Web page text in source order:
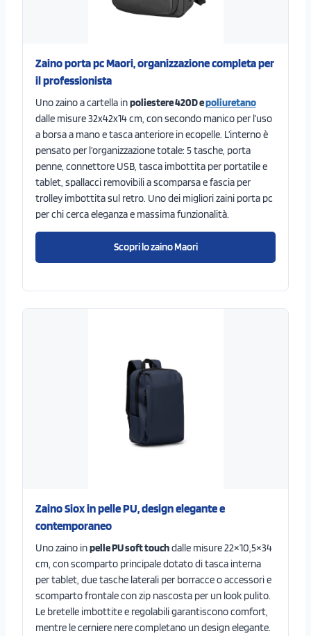
Zaino porta pc Maori, organizzazione completa per
il professionista
Uno zaino a cartella inpoliestere 420D epoliuretano
dalle misure 32x42x14 cm, con secondo manico per l’uso
a borsa a mano e tasca anteriore in ecopelle. L’interno è
pensato per l’organizzazione totale: 5 tasche, porta
penne, connettore USB, tasca imbottita per portatile e
tablet, spallacci removibili a scomparsa e fascia per
trolley imbottita sul retro. Uno dei migliori zaini porta pc
per chi cerca eleganza e massima funzionalità.
Scopri lo zaino Maori
Zaino Siox in pelle PU, design elegante e
contemporaneo
Uno zaino inpelle PU soft touchdalle misure 22×10,5×34
cm, con scomparto principale dotato di tasca interna
per tablet, due tasche laterali per borracce o accessori e
scomparto frontale con zip nascosta per un look pulito.
Le bretelle imbottite e regolabili garantiscono comfort,
mentre le cerniere nere completano un design elegante.